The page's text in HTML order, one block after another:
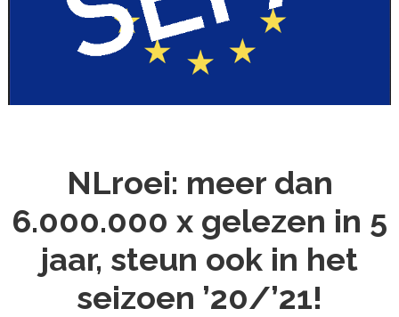
NLroei: meer dan
6.000.000 x gelezen in 5
jaar, steun ook in het
seizoen ’20/’21!